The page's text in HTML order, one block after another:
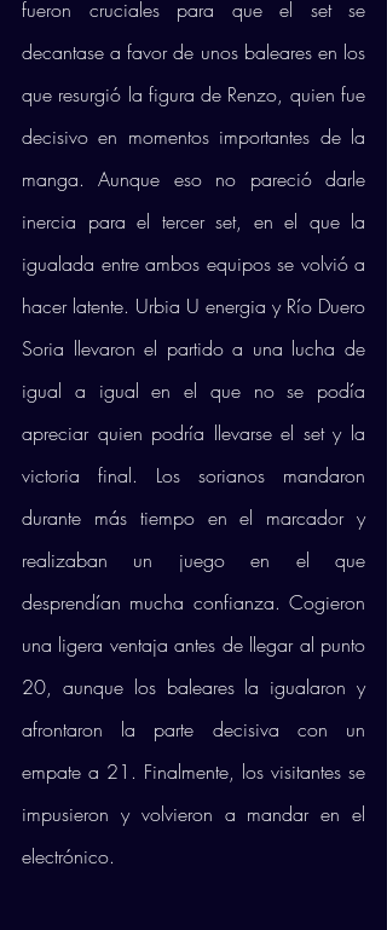
fueron cruciales para que el set se
decantase a favor de unos baleares en los
que resurgió la figura de Renzo, quien fue
decisivo en momentos importantes de la
manga. Aunque eso no pareció darle
inercia para el tercer set, en el que la
igualada entre ambos equipos se volvió a
hacer latente. Urbia U energia y Río Duero
Soria llevaron el partido a una lucha de
igual a igual en el que no se podía
apreciar quien podría llevarse el set y la
victoria final. Los sorianos mandaron
durante más tiempo en el marcador y
realizaban un juego en el que
desprendían mucha confianza. Cogieron
una ligera ventaja antes de llegar al punto
20, aunque los baleares la igualaron y
afrontaron la parte decisiva con un
empate a 21. Finalmente, los visitantes se
impusieron y volvieron a mandar en el
electrónico.